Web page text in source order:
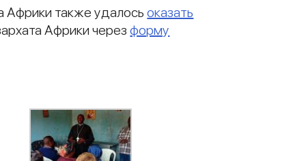
Африки также удалосьоказать
Африки черезформу